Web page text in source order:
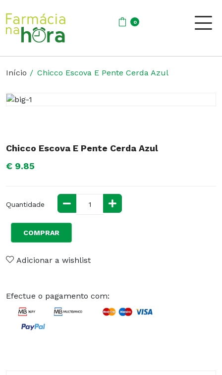
0
Início Chicco Escova E Pente Cerda Azul
Chicco Escova E Pente Cerda Azul
€ 9.85
Quantidade
COMPRAR
Adicionar a wishlist
Efectue o pagamento com: